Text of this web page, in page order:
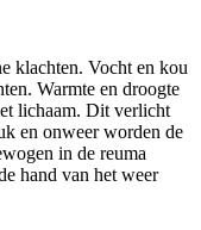
klachten. Vocht en kou
Warmte en droogte
lichaam. Dit verlicht
en onweer worden de
in de reuma
hand van het weer